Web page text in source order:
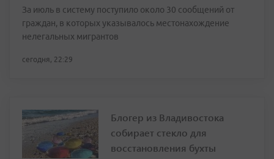
За июль в систему поступило около 30 сообщений от
граждан, в которых указывалось местонахождение
нелегальных мигрантов
сегодня, 22:29
Блогер из Владивостока
собирает стекло для
восстановления бухты